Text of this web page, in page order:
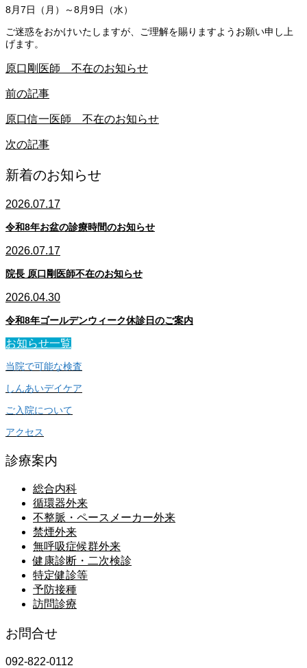
8月7日（月）～8月9日（水）
ご迷惑をおかけいたしますが、ご理解を賜りますようお願い申し上
げます。
原口剛医師 不在のお知らせ
前の記事
原口信一医師 不在のお知らせ
次の記事
新着のお知らせ
2026.07.17
令和8年お盆の診療時間のお知らせ
2026.07.17
院長 原口剛医師不在のお知らせ
2026.04.30
令和8年ゴールデンウィーク休診日のご案内
お知らせ一覧
当院で可能な検査
しんあいデイケア
ご入院について
アクセス
診療案内
総合内科
循環器外来
不整脈・ペースメーカー外来
禁煙外来
無呼吸症候群外来
健康診断・二次検診
特定健診等
予防接種
訪問診療
お問合せ
092-822-0112